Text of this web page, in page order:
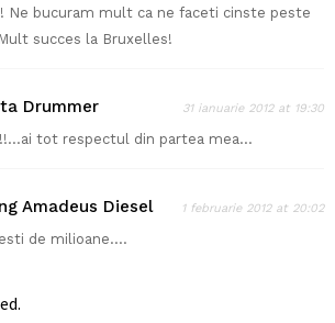
Ne bucuram mult ca ne faceti cinste peste
succes la Bruxelles!
Drummer 31 ianuarie 2012 at 19:30
tot respectul din partea mea…
Amadeus Diesel 1 februarie 2012 at 20:02
de milioane….